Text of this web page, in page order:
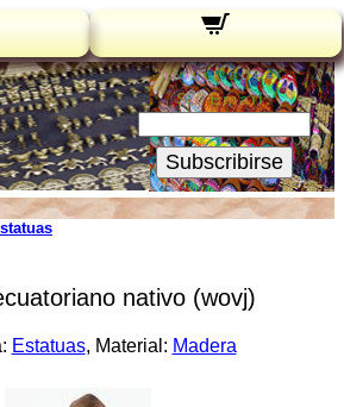
Novedades:
Su Email:
Subscribirse
nativo (wovj)
Estatuas, Material: Madera